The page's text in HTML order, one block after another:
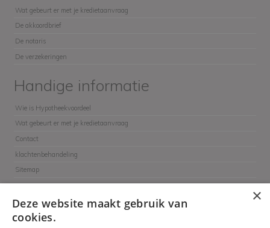
Wat gebeurt er met je kredietaanvraag
De akkoordbrief
De notaris
De verzekeringen
Handige informatie
Wie is Hypotheekvoordeel
Wat gebeurt er met je kredietaanvraag
Contact
klachtenbehandeling
Sitemap
×
Deze website maakt gebruik van
cookies.